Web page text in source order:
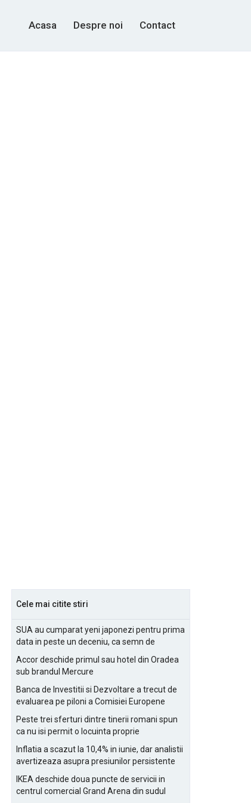
Acasa Despre noi Contact
Cele mai citite stiri
SUA au cumparat yeni japonezi pentru prima
data in peste un deceniu, ca semn de
Accor deschide primul sau hotel din Oradea
sub brandul Mercure
Banca de Investitii si Dezvoltare a trecut de
evaluarea pe piloni a Comisiei Europene
Peste trei sferturi dintre tinerii romani spun
ca nu isi permit o locuinta proprie
Inflatia a scazut la 10,4% in iunie, dar analistii
avertizeaza asupra presiunilor persistente
IKEA deschide doua puncte de servicii in
centrul comercial Grand Arena din sudul